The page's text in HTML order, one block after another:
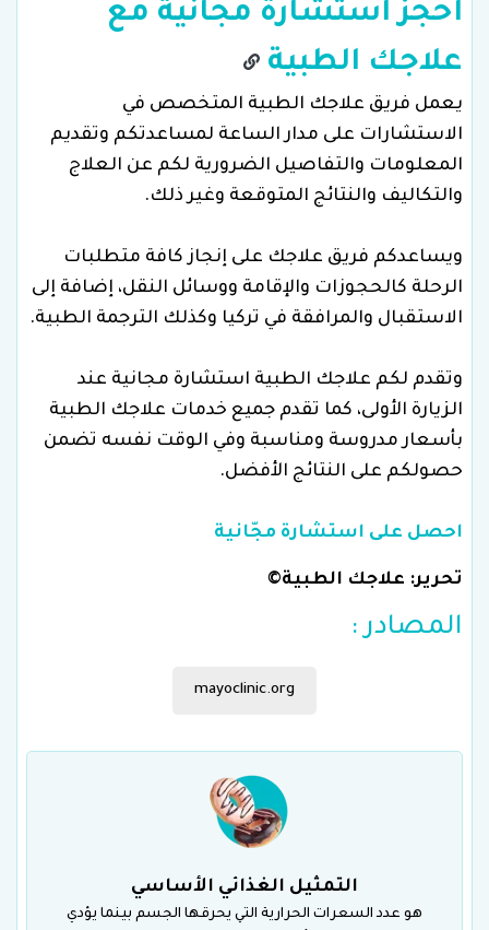
احجز استشارة مجانية مع
علاجك الطبية
يعمل فريق علاجك الطبية المتخصص في
الاستشارات على مدار الساعة لمساعدتكم وتقديم
المعلومات والتفاصيل الضرورية لكم عن العلاج
والتكاليف والنتائج المتوقعة وغير ذلك.
ويساعدكم فريق علاجك على إنجاز كافة متطلبات
الرحلة كالحجوزات والإقامة ووسائل النقل، إضافة إلى
الاستقبال والمرافقة في تركيا وكذلك الترجمة الطبية.
وتقدم لكم علاجك الطبية استشارة مجانية عند
الزيارة الأولى، كما تقدم جميع خدمات علاجك الطبية
بأسعار مدروسة ومناسبة وفي الوقت نفسه تضمن
حصولكم على النتائج الأفضل.
احصل على استشارة مجّانية
تحرير: علاجك الطبية©
المصادر :
mayoclinic.org
التمثيل الغذائي الأساسي
هو عدد السعرات الحرارية التي يحرقها الجسم بينما يؤدي